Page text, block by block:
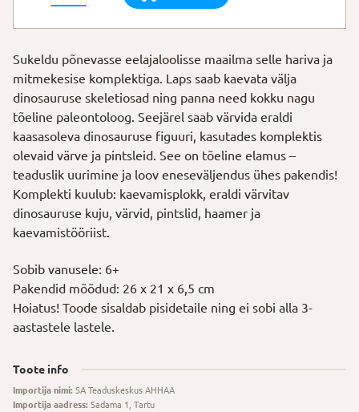
kaevamis-
ja
“Tritseeratops”
kogus
Sukeldu põnevasse eelajaloolisse maailma selle hariva ja
mitmekesise komplektiga. Laps saab kaevata välja
dinosauruse skeletiosad ning panna need kokku nagu
tõeline paleontoloog. Seejärel saab värvida eraldi
kaasasoleva dinosauruse figuuri, kasutades komplektis
olevaid värve ja pintsleid. See on tõeline elamus –
teaduslik uurimine ja loov eneseväljendus ühes pakendis!
Komplekti kuulub: kaevamisplokk, eraldi värvitav
dinosauruse kuju, värvid, pintslid, haamer ja
kaevamistööriist.
Sobib vanusele: 6+
Pakendid mõõdud: 26 x 21 x 6,5 cm
Hoiatus! Toode sisaldab pisidetaile ning ei sobi alla 3-
aastastele lastele.
Toote info
Importija nimi: SA Teaduskeskus AHHAA
Importija aadress: Sadama 1, Tartu